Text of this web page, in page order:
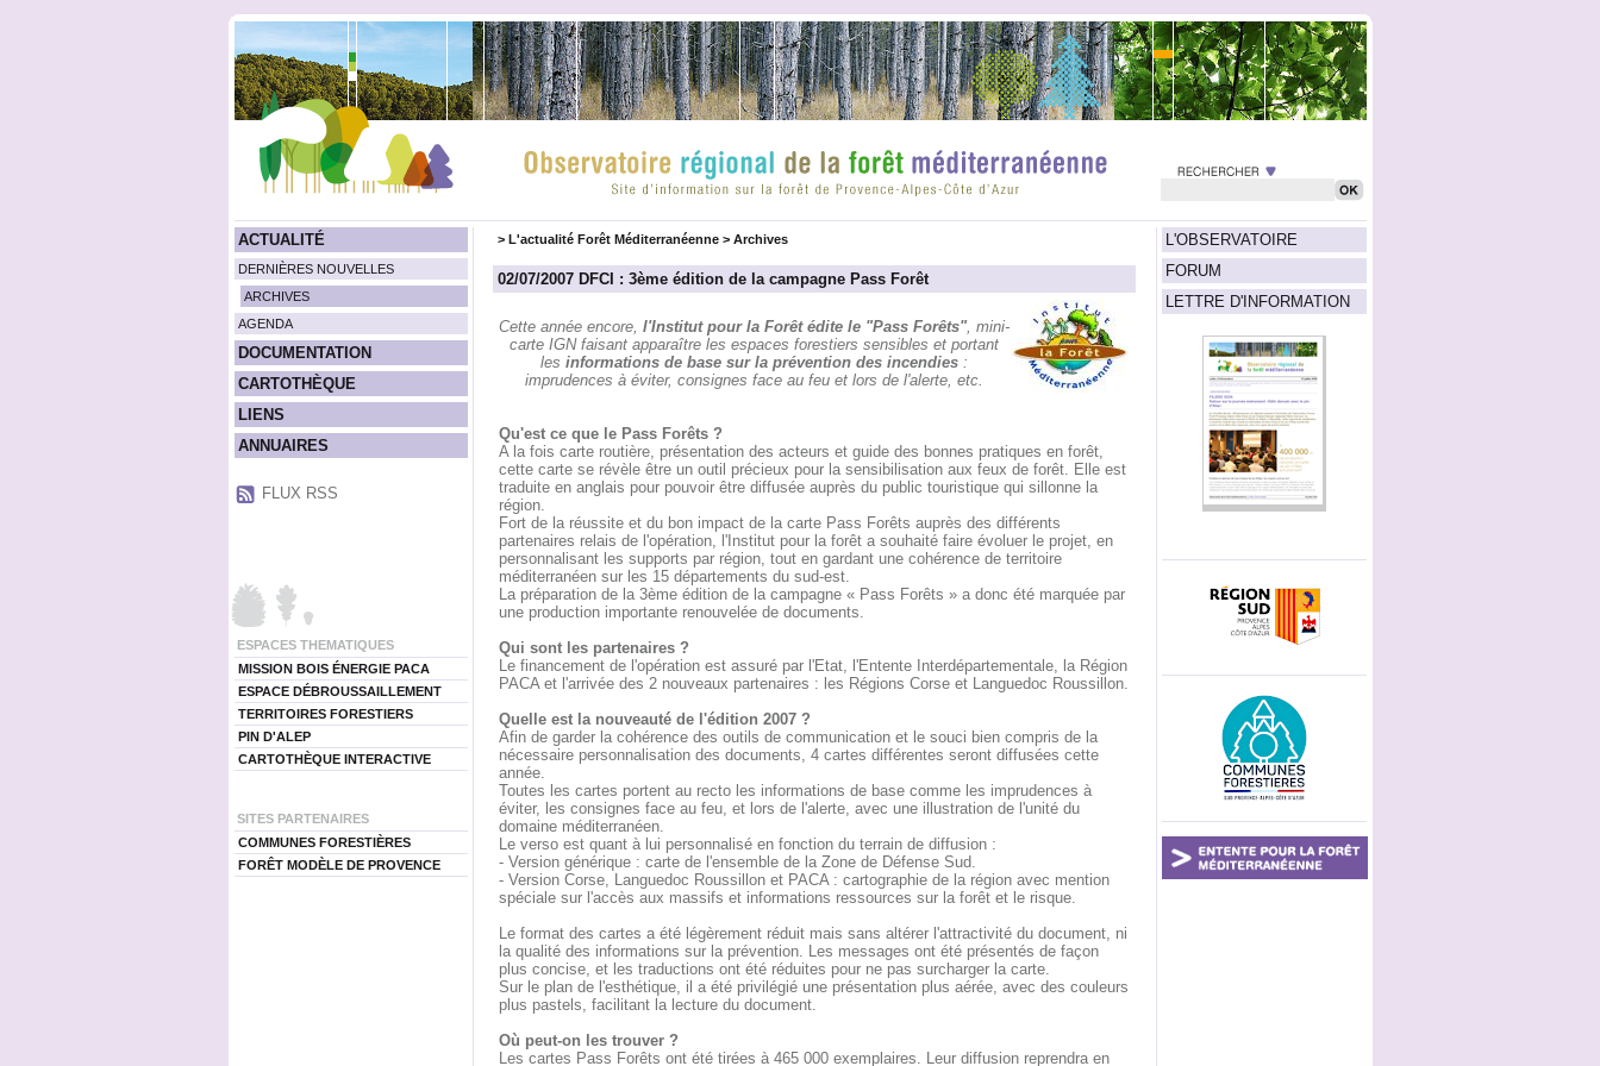
ACTUALITÉ
DERNIÈRES NOUVELLES
ARCHIVES
AGENDA
DOCUMENTATION
CARTOTHÈQUE
LIENS
ANNUAIRES
FLUX RSS
ESPACES THEMATIQUES
MISSION BOIS ÉNERGIE PACA
ESPACE DÉBROUSSAILLEMENT
TERRITOIRES FORESTIERS
PIN D'ALEP
CARTOTHÈQUE INTERACTIVE
SITES PARTENAIRES
COMMUNES FORESTIÈRES
FORÊT MODÈLE DE PROVENCE
L'OBSERVATOIRE
FORUM
LETTRE D'INFORMATION
> L'actualité Forêt Méditerranéenne> Archives
02/07/2007 DFCI : 3ème édition de la campagne Pass Forêt
Cette année encore, l'Institut pour la Forêt édite le "Pass Forêts", mini-
carte IGN faisant apparaître les espaces forestiers sensibles et portant
les informations de base sur la prévention des incendies :
imprudences à éviter, consignes face au feu et lors de l'alerte, etc.
Qu'est ce que le Pass Forêts ?
A la fois carte routière, présentation des acteurs et guide des bonnes pratiques en forêt,
cette carte se révèle être un outil précieux pour la sensibilisation aux feux de forêt. Elle est
traduite en anglais pour pouvoir être diffusée auprès du public touristique qui sillonne la
région.
Fort de la réussite et du bon impact de la carte Pass Forêts auprès des différents
partenaires relais de l'opération, l'Institut pour la forêt a souhaité faire évoluer le projet, en
personnalisant les supports par région, tout en gardant une cohérence de territoire
méditerranéen sur les 15 départements du sud-est.
La préparation de la 3ème édition de la campagne « Pass Forêts » a donc été marquée par
une production importante renouvelée de documents.
Qui sont les partenaires ?
Le financement de l'opération est assuré par l'Etat, l'Entente Interdépartementale, la Région
PACA et l'arrivée des 2 nouveaux partenaires : les Régions Corse et Languedoc Roussillon.
Quelle est la nouveauté de l'édition 2007 ?
Afin de garder la cohérence des outils de communication et le souci bien compris de la
nécessaire personnalisation des documents, 4 cartes différentes seront diffusées cette
année.
Toutes les cartes portent au recto les informations de base comme les imprudences à
éviter, les consignes face au feu, et lors de l'alerte, avec une illustration de l'unité du
domaine méditerranéen.
Le verso est quant à lui personnalisé en fonction du terrain de diffusion :
- Version générique : carte de l'ensemble de la Zone de Défense Sud.
- Version Corse, Languedoc Roussillon et PACA : cartographie de la région avec mention
spéciale sur l'accès aux massifs et informations ressources sur la forêt et le risque.
Le format des cartes a été légèrement réduit mais sans altérer l'attractivité du document, ni
la qualité des informations sur la prévention. Les messages ont été présentés de façon
plus concise, et les traductions ont été réduites pour ne pas surcharger la carte.
Sur le plan de l'esthétique, il a été privilégié une présentation plus aérée, avec des couleurs
plus pastels, facilitant la lecture du document.
Où peut-on les trouver ?
Les cartes Pass Forêts ont été tirées à 465 000 exemplaires. Leur diffusion reprendra en